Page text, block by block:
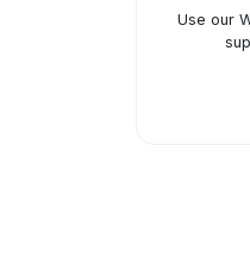
Use our